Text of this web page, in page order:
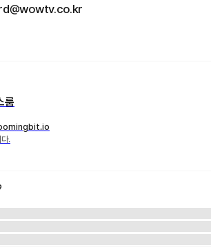
룸
다.